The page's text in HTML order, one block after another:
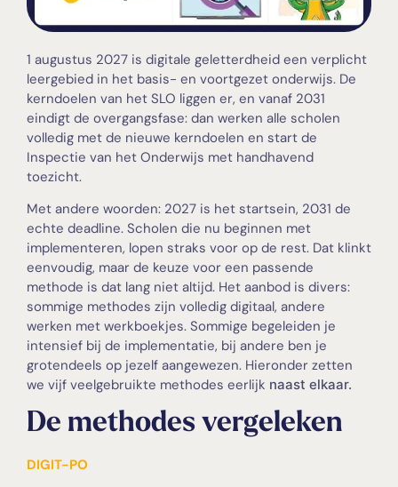
1 augustus 2027 is digitale geletterdheid een verplicht
leergebied in het basis- en voortgezet onderwijs. De
kerndoelen van het SLO liggen er, en vanaf 2031
eindigt de overgangsfase: dan werken alle scholen
volledig met de nieuwe kerndoelen en start de
Inspectie van het Onderwijs met handhavend
toezicht.
Met andere woorden: 2027 is het startsein, 2031 de
echte deadline. Scholen die nu beginnen met
implementeren, lopen straks voor op de rest. Dat klinkt
eenvoudig, maar de keuze voor een passende
methode is dat lang niet altijd. Het aanbod is divers:
sommige methodes zijn volledig digitaal, andere
werken met werkboekjes. Sommige begeleiden je
intensief bij de implementatie, bij andere ben je
grotendeels op jezelf aangewezen. Hieronder zetten
we vijf veelgebruikte methodes eerlijk naast elkaar.
De methodes vergeleken
DIGIT-PO